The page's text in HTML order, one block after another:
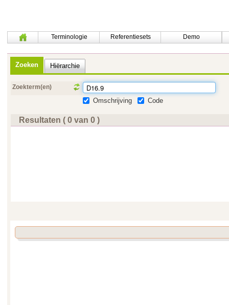
Terminologie Referentiesets Demo
Zoeken Hiërarchie
Zoekterm(en)
Omschrijving Code
Resultaten ( 0 van 0 )